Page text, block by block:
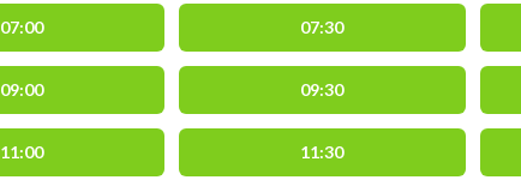
07:00 07:30
09:00 09:30
11:00 11:30